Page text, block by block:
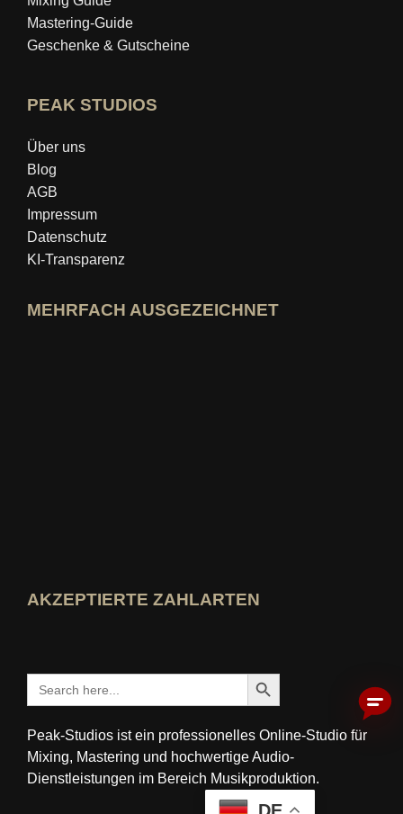
Mastering‑Guide
Geschenke & Gutscheine
PEAK STUDIOS
Über uns
Blog
AGB
Impressum
Datenschutz
KI-Transparenz
MEHRFACH AUSGEZEICHNET